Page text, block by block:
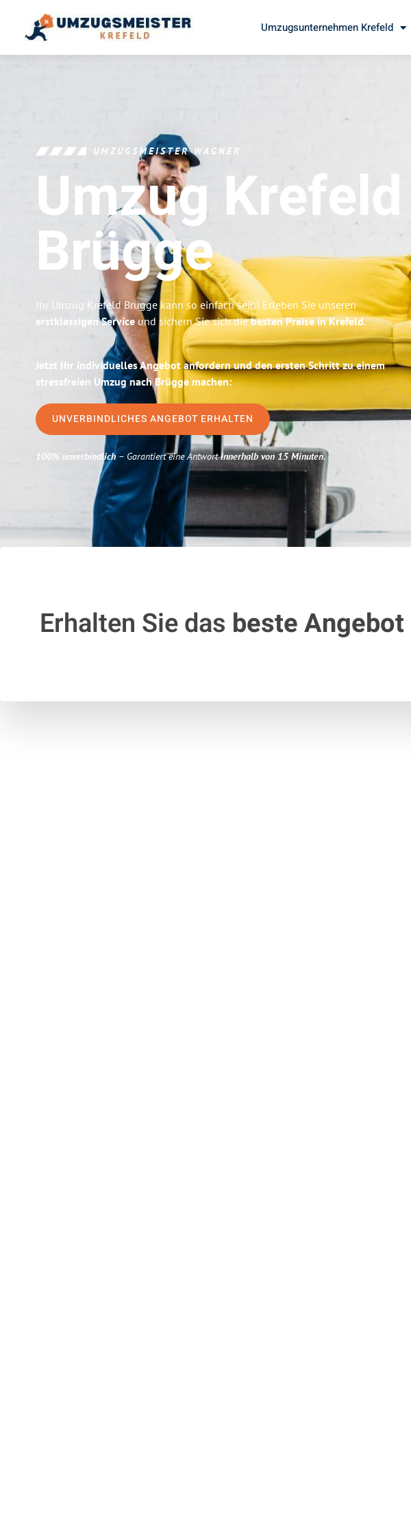
Umzugsunternehmen Krefeld
UMZUGSMEISTER WAGNER
Umzug Krefeld
Brügge
Ihr Umzug Krefeld Brügge kann so einfach sein! Erleben Sie unseren
erstklassigen Service und sichern Sie sich diebesten Preise in Krefeld.
Jetzt Ihr individuelles Angebot anfordern und den ersten Schritt zu einem
stressfreien Umzug nach Brügge machen:
UNVERBINDLICHES ANGEBOT ERHALTEN
100% unverbindlich– Garantiert eine Antwortinnerhalb von 15 Minuten.
Erhalten Sie das beste Angebot